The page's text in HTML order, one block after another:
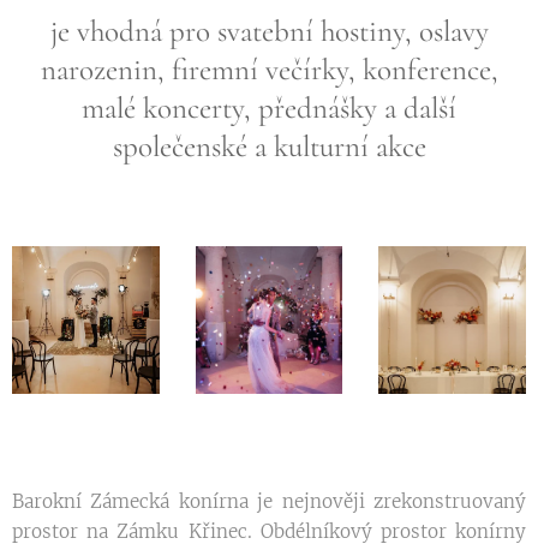
je vhodná pro svatební hostiny, oslavy
narozenin, firemní večírky, konference,
malé koncerty, přednášky a další
společenské a kulturní akce
Barokní Zámecká konírna je nejnověji zrekonstruovaný
prostor na Zámku Křinec. Obdélníkový prostor konírny